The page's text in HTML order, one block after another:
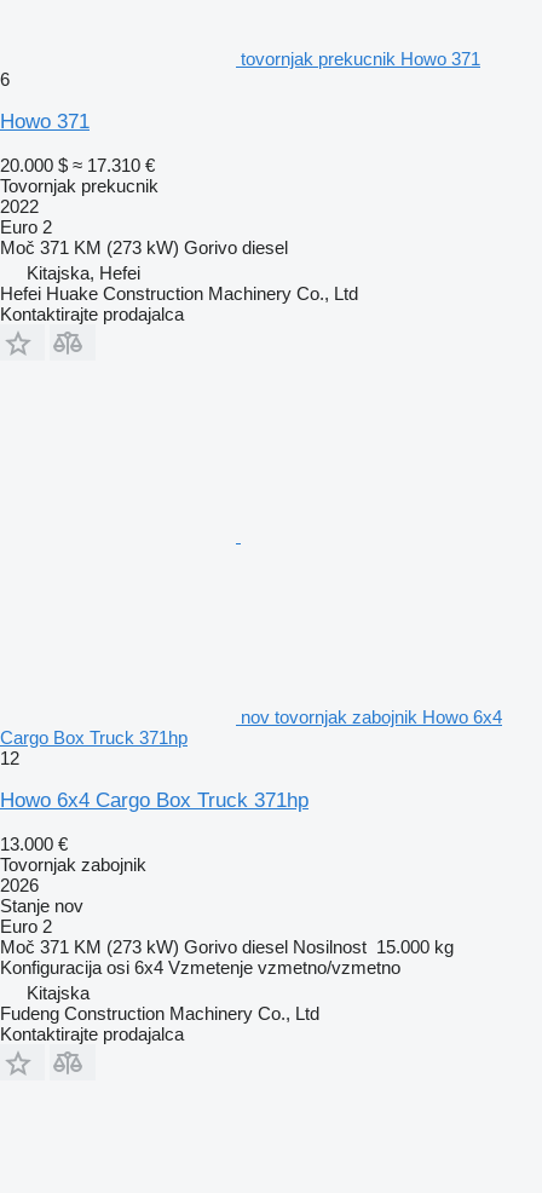
tovornjak prekucnik Howo 371
6
Howo 371
20.000 $ ≈ 17.310 €
Tovornjak prekucnik
2022
Euro 2
Moč 371 KM (273 kW) Gorivo diesel
Kitajska, Hefei
Hefei Huake Construction Machinery Co., Ltd
Kontaktirajte prodajalca
nov tovornjak zabojnik Howo 6x4
Cargo Box Truck 371hp
12
Howo 6x4 Cargo Box Truck 371hp
13.000 €
Tovornjak zabojnik
2026
Stanje nov
Euro 2
Moč 371 KM (273 kW) Gorivo diesel Nosilnost 15.000 kg
Konfiguracija osi 6x4 Vzmetenje vzmetno/vzmetno
Kitajska
Fudeng Construction Machinery Co., Ltd
Kontaktirajte prodajalca